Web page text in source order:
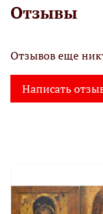
Отзывы
Отзывов еще
Написать